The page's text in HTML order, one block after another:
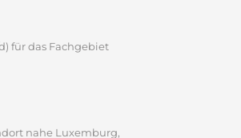
für das Fachgebiet
nahe Luxemburg,